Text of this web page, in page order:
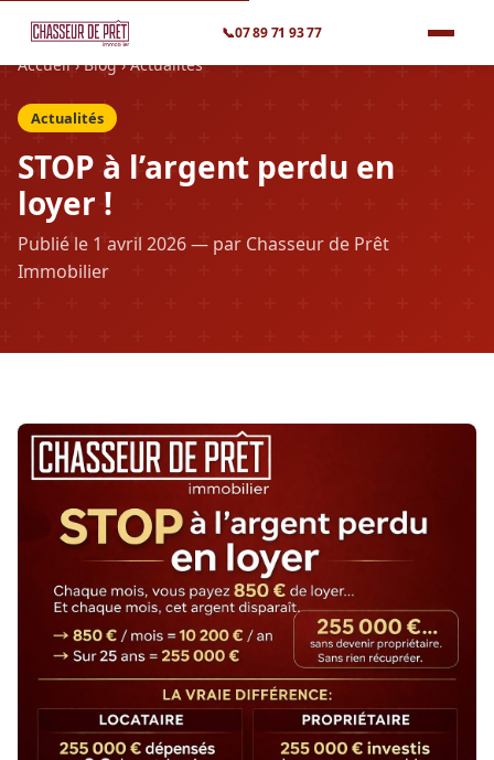
📞07 89 71 93 77
Accueil›Blog›Actualités
Actualités
STOP à l’argent perdu en
loyer !
Publié le 1 avril 2026 — par Chasseur de Prêt
Immobilier